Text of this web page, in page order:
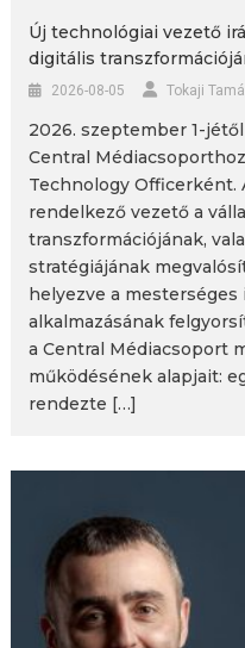
Új technológiai vezető
digitális
2026-08-05 Tokaji
2026. szeptember 1-
Central
Technology Officerként.
rendelkező vezető a
transzformációjának,
stratégiájának
helyezve a
alkalmazásának
a Central Médiacsoport
működésének alapjait:
rendezte […]